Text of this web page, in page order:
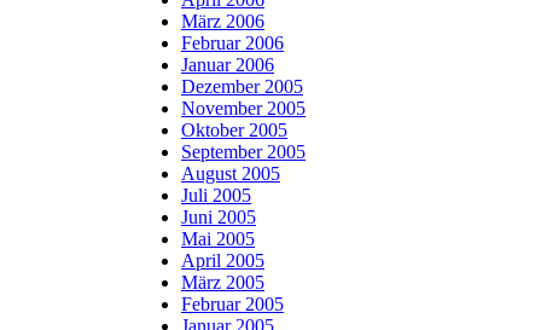
März 2006
Februar 2006
Januar 2006
Dezember 2005
November 2005
Oktober 2005
September 2005
August 2005
Juli 2005
Juni 2005
Mai 2005
April 2005
März 2005
Februar 2005
Januar 2005